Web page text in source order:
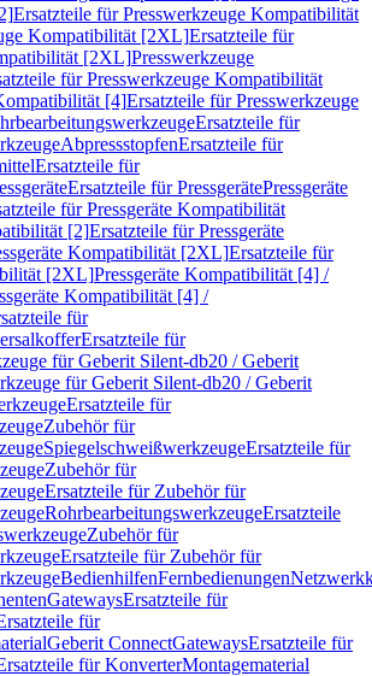
Ersatzteile für Presswerkzeuge Kompatibilität
Kompatibilität [2XL]Ersatzteile für
[2XL]Presswerkzeuge
für Presswerkzeuge Kompatibilität
[4]Ersatzteile für Presswerkzeuge
Ersatzteile für
AbpressstopfenErsatzteile für
Ersatzteile für
Ersatzteile für PressgerätePressgeräte
für Pressgeräte Kompatibilität
[2]Ersatzteile für Pressgeräte
Kompatibilität [2XL]Ersatzteile für
[2XL]Pressgeräte Kompatibilität [4] /
Kompatibilität [4] /
für
Ersatzteile für
für Geberit Silent-db20 / Geberit
für Geberit Silent-db20 / Geberit
Ersatzteile für
Zubehör für
SpiegelschweißwerkzeugeErsatzteile für
Zubehör für
Ersatzteile für Zubehör für
RohrbearbeitungswerkzeugeErsatzteile
Zubehör für
Ersatzteile für Zubehör für
BedienhilfenFernbedienungen
GatewaysErsatzteile für
für
Geberit ConnectGatewaysErsatzteile für
für KonverterMontagematerial